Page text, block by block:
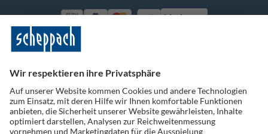
Vorkasse
Folge uns auf Social Media